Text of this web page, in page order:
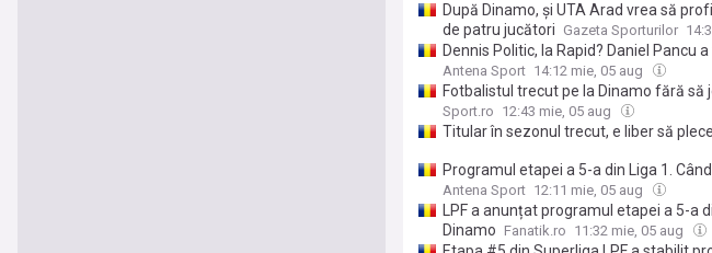
După Dinamo, și UTA Arad vrea să
de patru jucători Gazeta Sporturilor
Dennis Politic, la Rapid? Daniel Pancu
Antena Sport 14:12 mie, 05 aug
Fotbalistul trecut pe la Dinamo fără
Sport.ro 12:43 mie, 05 aug
Titular în sezonul trecut, e liber să
Programul etapei a 5-a din Liga 1.
Antena Sport 12:11 mie, 05 aug
LPF a anunțat programul etapei a 5-a
Dinamo Fanatik.ro 11:32 mie, 05 aug